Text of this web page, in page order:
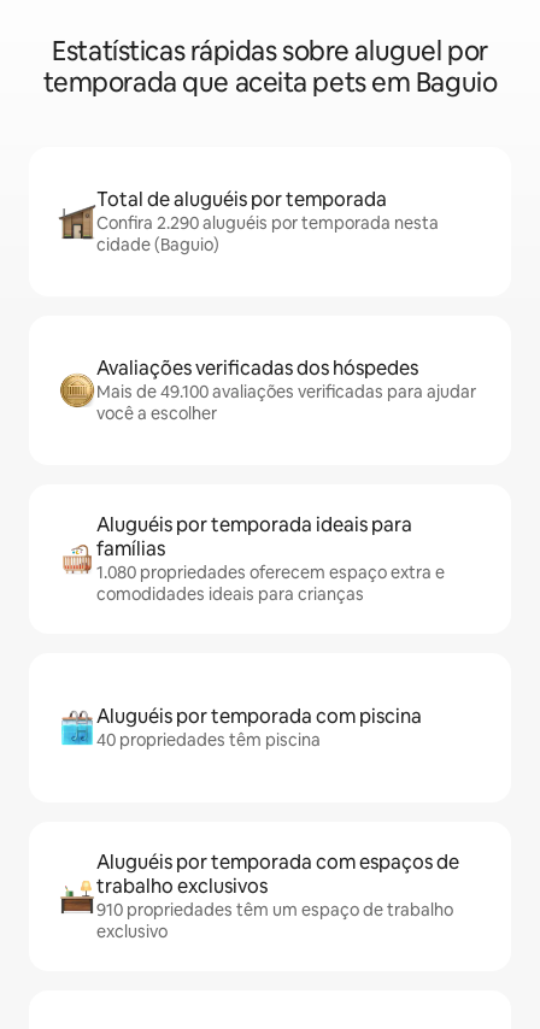
Estatísticas rápidas sobre aluguel por
temporada que aceita pets em Baguio
Total de aluguéis por temporada
Confira 2.290 aluguéis por temporada nesta
cidade (Baguio)
Avaliações verificadas dos hóspedes
Mais de 49.100 avaliações verificadas para ajudar
você a escolher
Aluguéis por temporada ideais para
famílias
1.080 propriedades oferecem espaço extra e
comodidades ideais para crianças
Aluguéis por temporada com piscina
40 propriedades têm piscina
Aluguéis por temporada com espaços de
trabalho exclusivos
910 propriedades têm um espaço de trabalho
exclusivo